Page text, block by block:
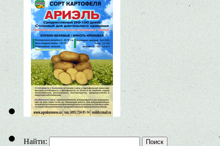
Найти: